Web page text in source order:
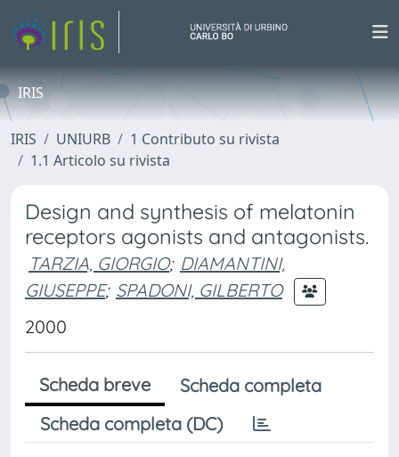
IRIS
IRIS UNIURB
1 Contributo su rivista
1.1 Articolo su rivista
Design and synthesis of melatonin
receptors agonists and antagonists.
TARZIA, GIORGIO; DIAMANTINI,
GIUSEPPE; SPADONI, GILBERTO
2000
Scheda breve
Scheda completa
Scheda completa (DC)